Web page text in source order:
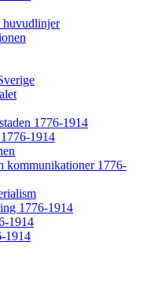
huvudlinjer
1776-1914
1914
kommunikationer 1776-
1776-1914
1914
1914